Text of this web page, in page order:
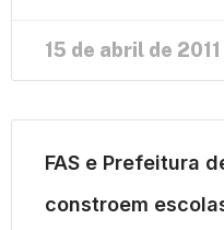
15 de abril de 2011
FAS e Prefeitura
constroem